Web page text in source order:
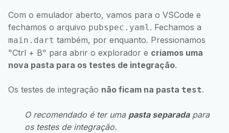
Com o emulador aberto, vamos para o VSCode e
fechamos o arquivo pubspec.yaml. Fechamos a
main.dart também, por enquanto. Pressionamos
"Ctrl + B" para abrir o explorador e criamos uma
nova pasta para os testes de integração.
Os testes de integração não ficam na pasta test.
O recomendado é ter uma pasta separadapara
os testes de integração.